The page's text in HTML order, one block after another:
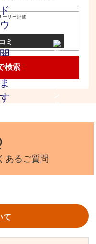
ーザー評価
ミ
検索
あるご質問
て